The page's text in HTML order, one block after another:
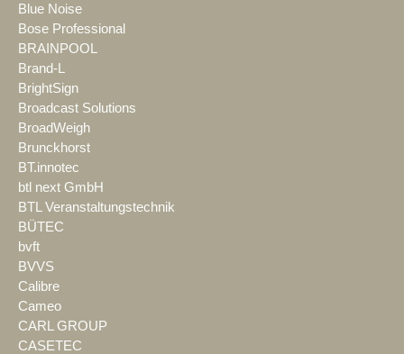
Blue Noise
Bose Professional
BRAINPOOL
Brand-L
BrightSign
Broadcast Solutions
BroadWeigh
Brunckhorst
BT.innotec
btl next GmbH
BTL Veranstaltungstechnik
BÜTEC
bvft
BVVS
Calibre
Cameo
CARL GROUP
CASETEC